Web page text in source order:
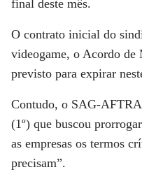
final deste mês.
O contrato inicial do
videogame, o Acordo
previsto para expirar
Contudo, o SAG-
(1º) que buscou
as empresas os termos
precisam”.